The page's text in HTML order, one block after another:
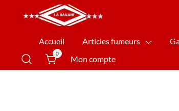
La Havane Nîmes
Accueil Articles fumeurs
0
Mon compte